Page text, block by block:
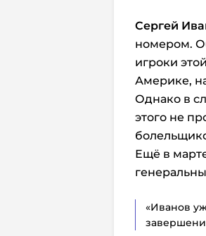
Сергей
номером.
игроки
Америке,
Однако в
этого не
Ещё в
«Иванов